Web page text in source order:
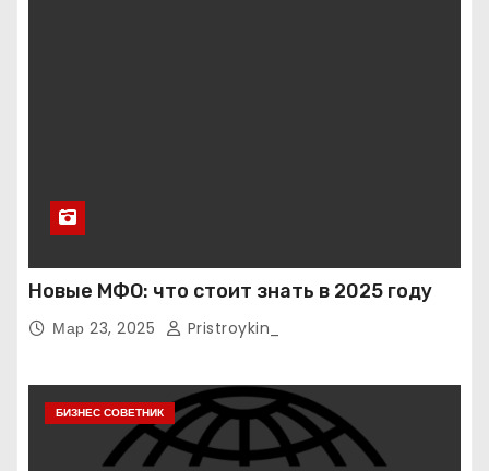
Новые МФО: что стоит знать в 2025 году
Мар 23, 2025 Pristroykin_
БИЗНЕС СОВЕТНИК